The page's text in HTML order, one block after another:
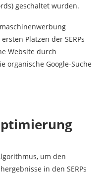
geschaltet wurden.
Plätzen der SERPs
Website durch
organische Google-Suche
um den
in den SERPs